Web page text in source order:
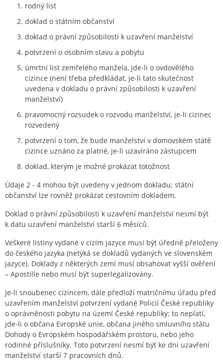
rodný list
doklad o státním občanství
doklad o právní způsobilosti k uzavření manželství
potvrzení o osobním stavu a pobytu
úmrtní list zemřelého manžela, jde-li o ovdovělého
cizince (není třeba předkládat, je-li tato skutečnost
uvedena v dokladu o právní způsobilosti k uzavření
manželství)
pravomocný rozsudek o rozvodu manželství, je-li cizinec
rozvedený
potvrzení o tom, že bude manželství v domovském státě
cizince uznáno za platné, je-li uzavíráno zástupcem
doklad, kterým je možné prokázat totožnost
Údaje 2 - 4 mohou být uvedeny v jednom dokladu; státní
občanství lze rovněž prokázat cestovním dokladem.
Doklad o právní způsobilosti k uzavření manželství nesmí být
k datu uzavření manželství starší 6 měsíců.
Veškeré listiny vydané v cizím jazyce musí být úředně přeloženy
do českého jazyka (netýká se dokladů vydaných ve slovenském
jazyce). Doklady z některých zemí musí obsahovat vyšší ověření
– Apostille nebo musí být superlegalizovány.
Je-li snoubenec cizincem, dále předloží matričnímu úřadu před
uzavřením manželství potvrzení vydané Policií České republiky
o oprávněnosti pobytu na území České republiky; to neplatí,
jde-li o občana Evropské unie, občana jiného smluvního státu
Dohody o Evropském hospodářském prostoru, nebo jeho
rodinné příslušníky. Toto potvrzení nesmí být ke dni uzavření
manželství starší 7 pracovních dnů.